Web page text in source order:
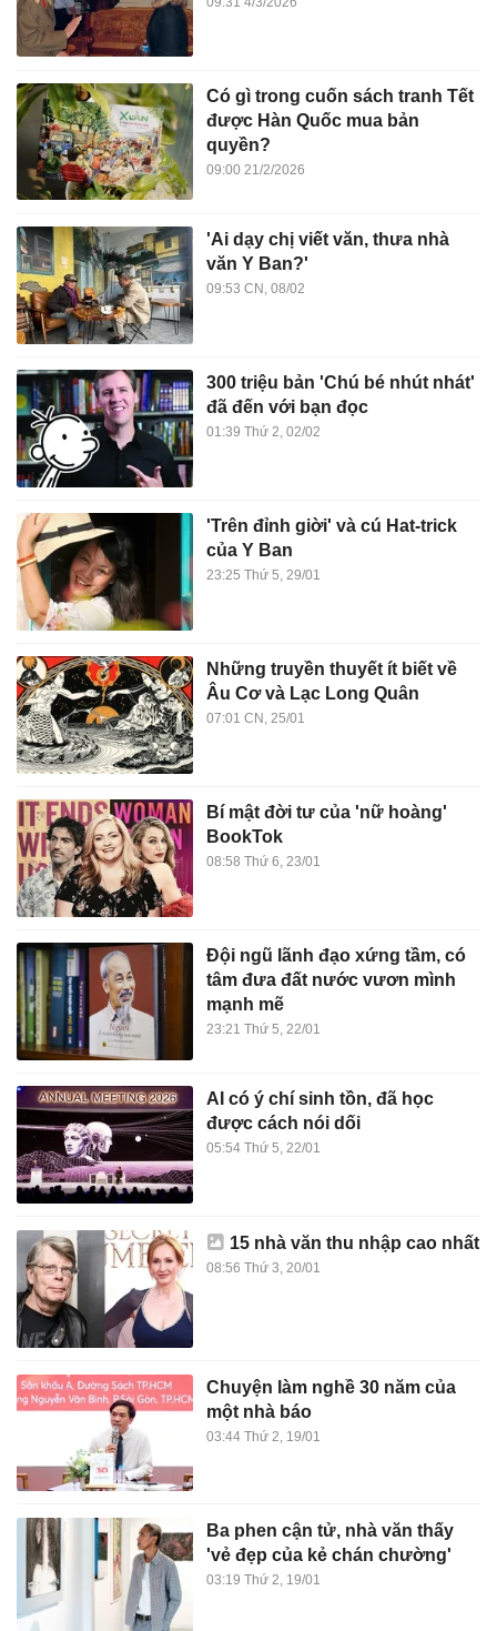
Có gì trong cuốn sách tranh Tết
được Hàn Quốc mua bản
quyền?
09:00 21/2/2026
'Ai dạy chị viết văn, thưa nhà
văn Y Ban?'
09:53 CN, 08/02
300 triệu bản 'Chú bé nhút nhát'
đã đến với bạn đọc
01:39 Thứ 2, 02/02
'Trên đỉnh giời' và cú Hat-trick
của Y Ban
23:25 Thứ 5, 29/01
Những truyền thuyết ít biết về
Âu Cơ và Lạc Long Quân
07:01 CN, 25/01
Bí mật đời tư của 'nữ hoàng'
BookTok
08:58 Thứ 6, 23/01
Đội ngũ lãnh đạo xứng tầm, có
tâm đưa đất nước vươn mình
mạnh mẽ
23:21 Thứ 5, 22/01
AI có ý chí sinh tồn, đã học
được cách nói dối
05:54 Thứ 5, 22/01
15 nhà văn thu nhập cao nhất
08:56 Thứ 3, 20/01
Chuyện làm nghề 30 năm của
một nhà báo
03:44 Thứ 2, 19/01
Ba phen cận tử, nhà văn thấy
'vẻ đẹp của kẻ chán chường'
03:19 Thứ 2, 19/01